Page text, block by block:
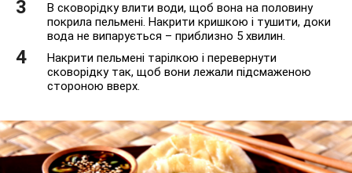
В сковорідку влити води, щоб вона на половину
покрила пельмені. Накрити кришкою і тушити, доки
вода не випарується – приблизно 5 хвилин.
Накрити пельмені тарілкою і перевернути
сковорідку так, щоб вони лежали підсмаженою
стороною вверх.